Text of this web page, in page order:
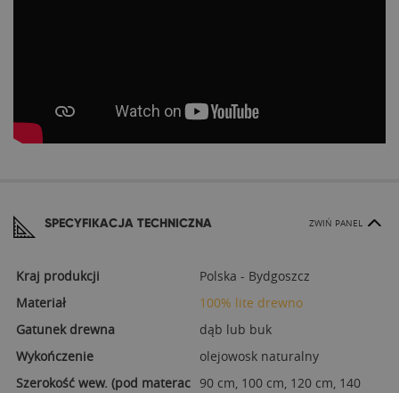
SPECYFIKACJA TECHNICZNA ZWIŃ PANEL
Kraj produkcji
Polska - Bydgoszcz
Materiał
100% lite drewno
Gatunek drewna
dąb lub buk
Wykończenie
olejowosk naturalny
Szerokość wew. (pod materac 90 cm, 100 cm, 120 cm, 140